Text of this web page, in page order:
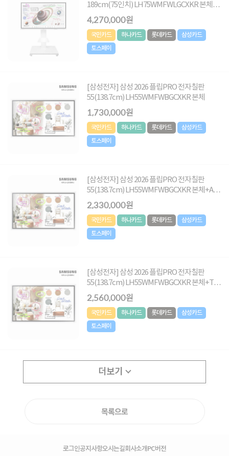
189cm(75인치) LH75WMFWLGCXKR 본체
+이동식스탠드
4,270,000원
국민카드 하나카드 롯데카드
삼성카드
토스페이
[삼성전자] 삼성 2026 플립PRO 전자칠판
55(138.7cm) LH55WMFWBGCXKR 본체
1,730,000원
국민카드 하나카드 롯데카드
삼성카드
토스페이
[삼성전자] 삼성 2026 플립PRO 전자칠판
55(138.7cm) LH55WMFWBGCXKR 본체+A형
이동식스탠드
2,330,000원
국민카드 하나카드 롯데카드
삼성카드
토스페이
[삼성전자] 삼성 2026 플립PRO 전자칠판
55(138.7cm) LH55WMFWBGCXKR 본체+T형
이동식스탠드
2,560,000원
국민카드 하나카드 롯데카드
삼성카드
토스페이
더보기
목록으로
로그인공지사항오시는길회사소개PC버전